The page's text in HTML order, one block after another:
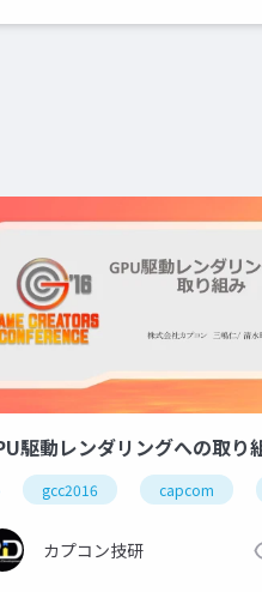
駆動レンダリングへの取り
gcc2016 capcom
カプコン技研